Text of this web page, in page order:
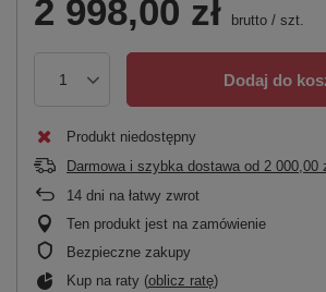
2 998,00 zł brutto / szt.
Dodaj do
Produkt niedostępny
Darmowa i szybka dostawa od 2 000,00
14 dni na łatwy zwrot
Ten produkt jest na zamówienie
Bezpieczne zakupy
Kup na raty (oblicz ratę)